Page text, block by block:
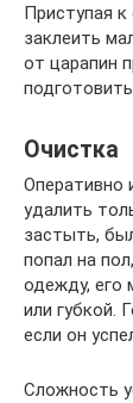
Приступая
заклеить
от царапин
Очистка
Оперативно
удалить
застыть,
попал на
одежду, его
или губкой.
если он
Сложность